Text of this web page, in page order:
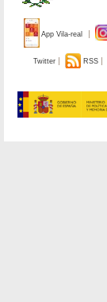
App Vila-real
Twitter RSS